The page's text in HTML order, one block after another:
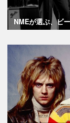
NMEが選ぶ、ビ